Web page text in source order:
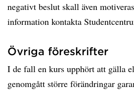
negativt beslut skall även
information kontakta
Övriga föreskrifter
I de fall en kurs upphört att gälla
genomgått större förändringar